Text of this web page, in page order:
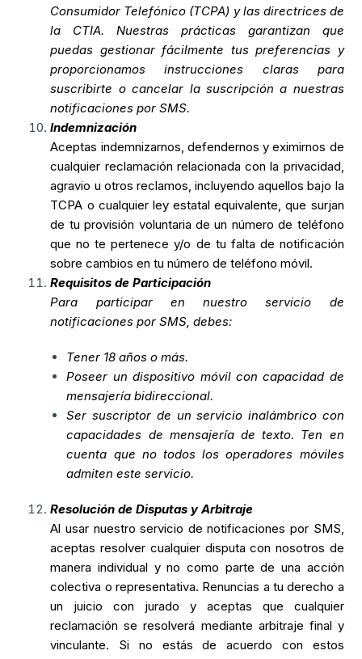
Consumidor Telefónico (TCPA) y las directrices de
la CTIA. Nuestras prácticas garantizan que
puedas gestionar fácilmente tus preferencias y
proporcionamos instrucciones claras para
suscribirte o cancelar la suscripción a nuestras
notificaciones por SMS.
Indemnización
Aceptas indemnizarnos, defendernos y eximirnos de
cualquier reclamación relacionada con la privacidad,
agravio u otros reclamos, incluyendo aquellos bajo la
TCPA o cualquier ley estatal equivalente, que surjan
de tu provisión voluntaria de un número de teléfono
que no te pertenece y/o de tu falta de notificación
sobre cambios en tu número de teléfono móvil.
Requisitos de Participación
Para participar en nuestro servicio de
notificaciones por SMS, debes:
Tener 18 años o más.
Poseer un dispositivo móvil con capacidad de
mensajería bidireccional.
Ser suscriptor de un servicio inalámbrico con
capacidades de mensajería de texto. Ten en
cuenta que no todos los operadores móviles
admiten este servicio.
Resolución de Disputas y Arbitraje
Al usar nuestro servicio de notificaciones por SMS,
aceptas resolver cualquier disputa con nosotros de
manera individual y no como parte de una acción
colectiva o representativa. Renuncias a tu derecho a
un juicio con jurado y aceptas que cualquier
reclamación se resolverá mediante arbitraje final y
vinculante. Si no estás de acuerdo con estos